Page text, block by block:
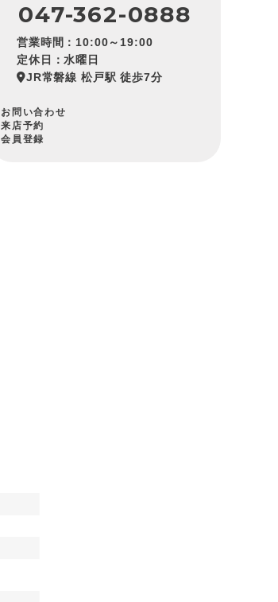
047-362-0888
営業時間：10:00～19:00
定休日：水曜日
JR常磐線 松戸駅 徒歩7分
お問い合わせ
来店予約
会員登録